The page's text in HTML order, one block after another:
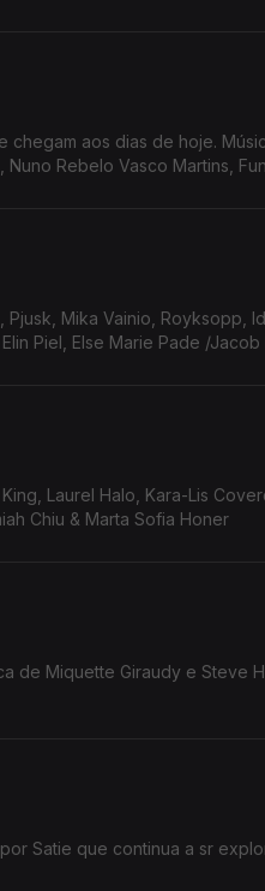
chegam aos dias de hoje.
Rebelo Vasco Martins,
Mika Vainio, Royksopp,
Piel, Else Marie Pade /
Laurel Halo, Kara-Lis
Chiu & Marta Sofia Honer
de Miquette Giraudy e Steve
Satie que continua a sr